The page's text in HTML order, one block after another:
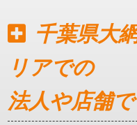
千葉県大
リアでの
法人や店舗